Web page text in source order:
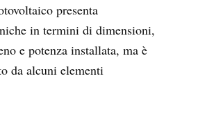
presenta
in termini di dimensioni,
e potenza installata, ma è
da alcuni elementi